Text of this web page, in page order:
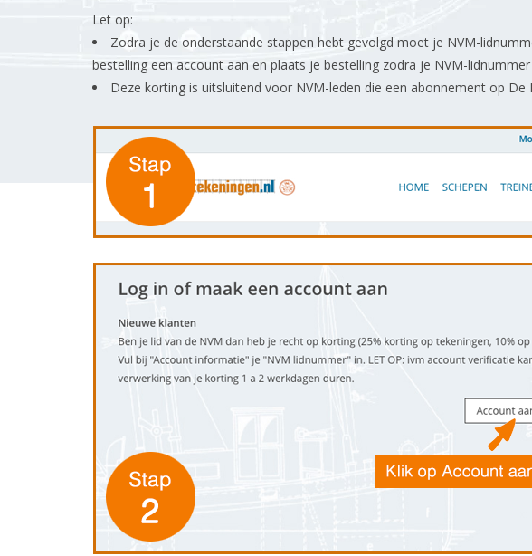
Let op:
Zodra je de onderstaande stappen hebt gevolgd moet je NVM-
bestelling een account aan en plaats je bestelling zodra je NVM-
Deze korting is uitsluitend voor NVM-leden die een abonnement op De